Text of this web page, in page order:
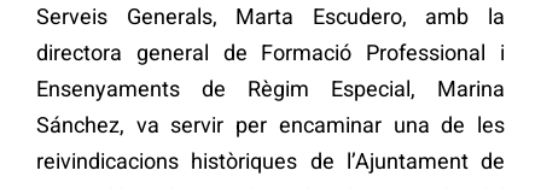
Serveis Generals, Marta Escudero, amb la
directora general de Formació Professional i
Ensenyaments de Règim Especial, Marina
Sánchez, va servir per encaminar una de les
reivindicacions històriques de l’Ajuntament de